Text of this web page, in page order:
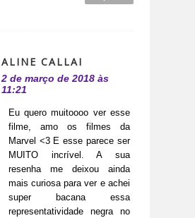
ALINE CALLAI
2 de março de 2018 às
11:21
Eu quero muitoooo ver esse
filme, amo os filmes da
Marvel <3 E esse parece ser
MUITO incrível. A sua
resenha me deixou ainda
mais curiosa para ver e achei
super bacana essa
representatividade negra no